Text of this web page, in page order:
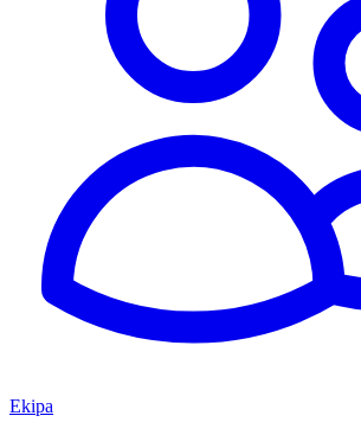
Ekipa